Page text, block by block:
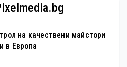
на качествени майстори
в Европа